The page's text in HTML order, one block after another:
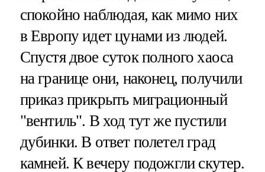
спокойно наблюдая, как мимо них
в Европу идет цунами из людей.
Спустя двое суток полного хаоса
на границе они, наконец, получили
приказ прикрыть миграционный
"вентиль". В ход тут же пустили
дубинки. В ответ полетел град
камней. К вечеру подожгли скутер.